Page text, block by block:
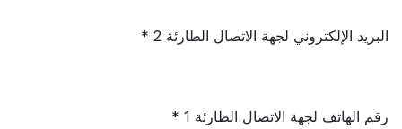
البريد الإلكتروني لجهة الاتصال الطارئة 2 *
رقم الهاتف لجهة الاتصال الطارئة 1 *